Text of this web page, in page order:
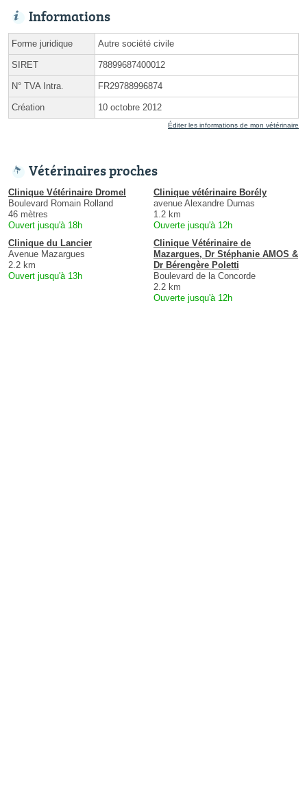
Informations
Forme juridique Autre société civile
SIRET 78899687400012
N° TVA Intra. FR29788996874
Création 10 octobre 2012
Éditer les informations de mon vétérinaire
Vétérinaires proches
Clinique Vétérinaire Dromel
Boulevard Romain Rolland
46 mètres
Ouvert jusqu'à 18h
Clinique vétérinaire Borély
avenue Alexandre Dumas
1.2 km
Ouverte jusqu'à 12h
Clinique du Lancier
Avenue Mazargues
2.2 km
Ouvert jusqu'à 13h
Clinique Vétérinaire de
Mazargues, Dr Stéphanie AMOS &
Dr Bérengère Poletti
Boulevard de la Concorde
2.2 km
Ouverte jusqu'à 12h